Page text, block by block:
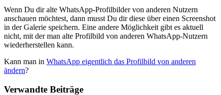
Wenn Du dir alte WhatsApp-Profilbilder von anderen Nutzern
anschauen möchtest, dann musst Du dir diese über einen Screenshot
in der Galerie speichern. Eine andere Möglichkeit gibt es aktuell
nicht, mit der man alte Profilbild von anderen WhatsApp-Nutzern
wiederherstellen kann.
Kann man in WhatsApp eigentlich das Profilbild von anderen
ändern?
Verwandte Beiträge